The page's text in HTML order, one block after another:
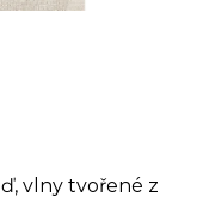
vlny tvořené z